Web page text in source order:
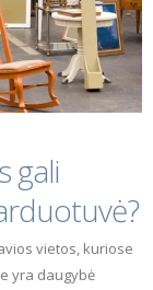
gali
vietos, kuriose
yra daugybė